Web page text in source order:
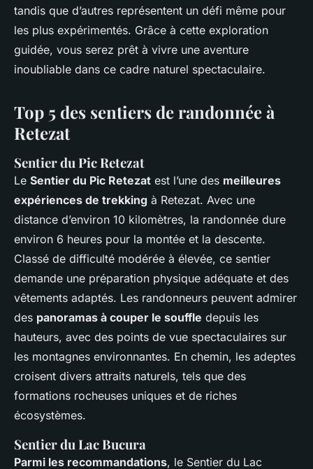
tandis que d’autres représentent un défi même pour
les plus expérimentés. Grâce à cette exploration
guidée, vous serez prêt à vivre une aventure
inoubliable dans ce cadre naturel spectaculaire.
Top 5 des sentiers de randonnée à
Retezat
Sentier du Pic Retezat
Le Sentier du Pic Retezat est l’une des meilleures
expériences de trekking à Retezat. Avec une
distance d’environ 10 kilomètres, la randonnée dure
environ 6 heures pour la montée et la descente.
Classé de difficulté modérée à élevée, ce sentier
demande une préparation physique adéquate et des
vêtements adaptés. Les randonneurs peuvent admirer
des panoramas à couper le souffle depuis les
hauteurs, avec des points de vue spectaculaires sur
les montagnes environnantes. En chemin, les adeptes
croisent divers attraits naturels, tels que des
formations rocheuses uniques et de riches
écosystèmes.
Sentier du Lac Bucura
Parmi les recommandations, le Sentier du Lac